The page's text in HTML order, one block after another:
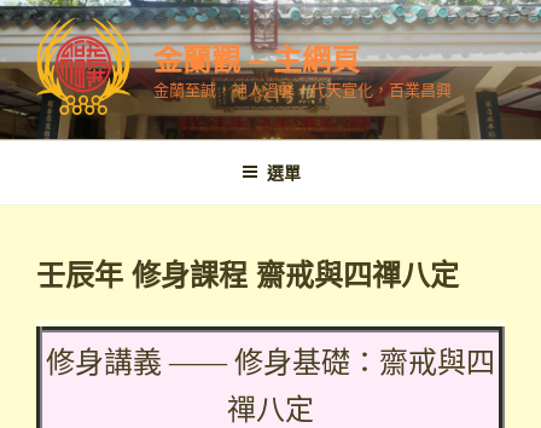
跳
至
內
容
金蘭觀 – 主網頁
金蘭至誠，神人溫馨，代天宣化，百業昌興
選單
壬辰年 修身課程 齋戒與四禪八定
修身講義 —— 修身基礎：齋戒與四
禪八定